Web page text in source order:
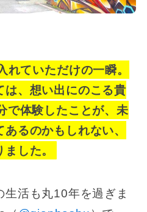
れていただけの一瞬。
は、想い出にのこる貴
で体験したことが、未
るのかもしれない、
した。
生活も丸10年を過ぎま